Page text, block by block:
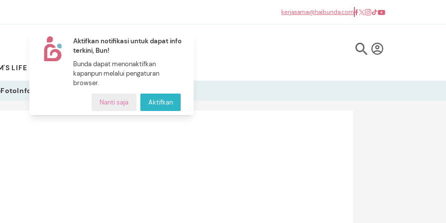
Aktifkan notifikasi untuk dapat info
terkini, Bun!
Bunda dapat menonaktifkan
kapanpun melalui pengaturan
browser.
Nanti saja Aktifkan
kerjasama@haibunda.com
LIFE PILIHAN BUNDA
NEW
CERITA BUNDA
FotoInfografis